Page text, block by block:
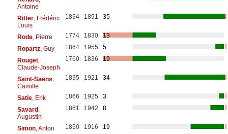
Antoine
Ritter, Frédéric
Louis
1834 1891 35
Rode, Pierre 1774 1830
13
Ropartz, Guy 1864 1955
5
Rouget,
Claude-Joseph
1760 1836 19
Saint-Saëns
Camille
1835 1921 34
Satie, Erik 1866 1925
3
Savard,
Augustin
1861 1942 8
Simon, Anton 1850 1916
19